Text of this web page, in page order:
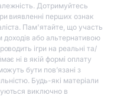
Дотримуйтесь
виявленні перших ознак
Пам'ятайте, що участь
або альтернативою
ігри на реальні та/
ні в якій формі оплату
бути пов’язані з
Будь-які матеріали
виключно в